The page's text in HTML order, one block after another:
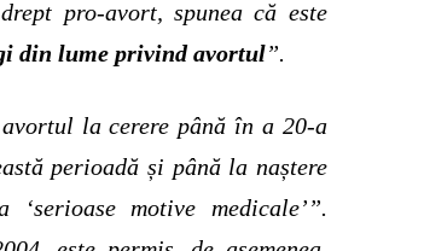
pro-avort, spunea că este
din lume privind avortul”.
la cerere până în a 20-a
perioadă și până la naștere
motive medicale’”.